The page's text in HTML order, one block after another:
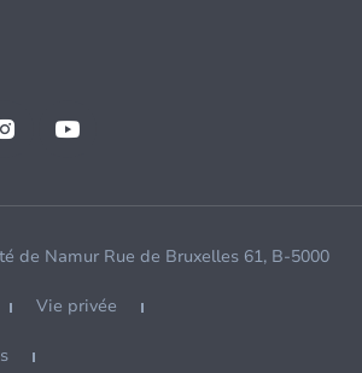
de Namur Rue de Bruxelles 61, B-5000
Vie privée